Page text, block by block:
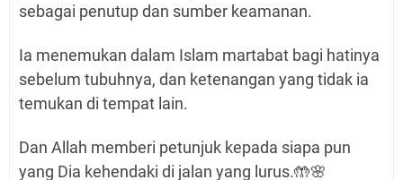
sebagai penutup dan sumber keamanan.
Ia menemukan dalam Islam martabat bagi hatinya
sebelum tubuhnya, dan ketenangan yang tidak ia
temukan di tempat lain.
Dan Allah memberi petunjuk kepada siapa pun
yang Dia kehendaki di jalan yang lurus.🤲🌸